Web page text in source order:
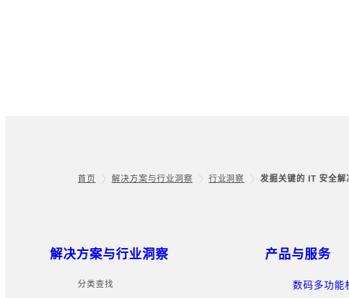
首页 解决方案与行业洞察 行业洞察 发掘关键的 IT 安全解
网站地图
解决方案与行业洞察
分类查找
产品与服务
数码多功能